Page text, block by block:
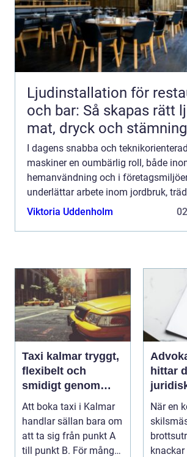
Ljudinstallation för
och bar: Så skapas rätt
mat, dryck och stämning
I dagens snabba och
maskiner en oumbärlig roll, både
hemanvändning och i
underlättar arbete inom jordbruk,
konstruktion och ...
Viktoria Uddenholm
Taxi kalmar tryggt,
flexibelt och
smidigt genom
hela resan
Att boka taxi i Kalmar
handlar sällan bara om
att ta sig från punkt A
till punkt B. För många
hittar
livet
När en
knackar